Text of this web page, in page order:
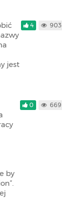
jest
4 903
by
0 669